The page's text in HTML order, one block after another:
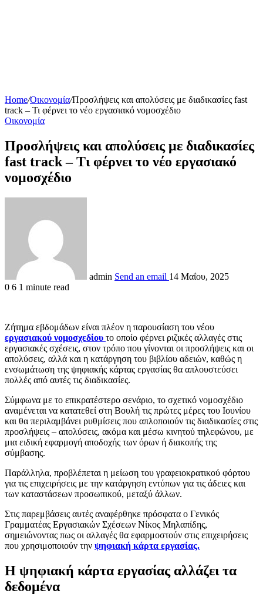
Home/Οικονομία/Προσλήψεις και απολύσεις με διαδικασίες fast
track – Τι φέρνει το νέο εργασιακό νομοσχέδιο
Οικονομία
Προσλήψεις και απολύσεις με διαδικασίες
fast track – Τι φέρνει το νέο εργασιακό
νομοσχέδιο
admin Send an email 14 Μαΐου, 2025
0 6 1 minute read
Ζήτημα εβδομάδων είναι πλέον η παρουσίαση του νέου
εργασιακού νομοσχεδίου το οποίο φέρνει ριζικές αλλαγές στις
εργασιακές σχέσεις, στον τρόπο που γίνονται οι προσλήψεις και οι
απολύσεις, αλλά και η κατάργηση του βιβλίου αδειών, καθώς η
ενσωμάτωση της ψηφιακής κάρτας εργασίας θα απλουστεύσει
πολλές από αυτές τις διαδικασίες.
Σύμφωνα με το επικρατέστερο σενάριο, το σχετικό νομοσχέδιο
αναμένεται να κατατεθεί στη Βουλή τις πρώτες μέρες του Ιουνίου
και θα περιλαμβάνει ρυθμίσεις που απλοποιούν τις διαδικασίες στις
προσλήψεις – απολύσεις, ακόμα και μέσω κινητού τηλεφώνου, με
μια ειδική εφαρμογή αποδοχής των όρων ή διακοπής της
σύμβασης.
Παράλληλα, προβλέπεται η μείωση του γραφειοκρατικού φόρτου
για τις επιχειρήσεις με την κατάργηση εντύπων για τις άδειες και
των καταστάσεων προσωπικού, μεταξύ άλλων.
Στις παρεμβάσεις αυτές αναφέρθηκε πρόσφατα ο Γενικός
Γραμματέας Εργασιακών Σχέσεων Νίκος Μηλαπίδης,
σημειώνοντας πως οι αλλαγές θα εφαρμοστούν στις επιχειρήσεις
που χρησιμοποιούν την ψηφιακή κάρτα εργασίας.
Η ψηφιακή κάρτα εργασίας αλλάζει τα
δεδομένα